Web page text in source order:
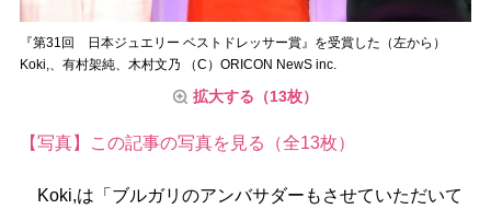
『第31回 日本ジュエリー ベストドレッサー賞』を受賞した（左から）
Koki,、有村架純、木村文乃 （C）ORICON NewS inc.
拡大する（13枚）
【写真】この記事の写真を見る（全13枚）
Koki,は「ブルガリのアンバサダーもさせていただいて